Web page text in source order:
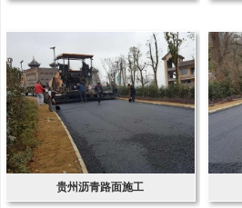
贵州沥青路面施工